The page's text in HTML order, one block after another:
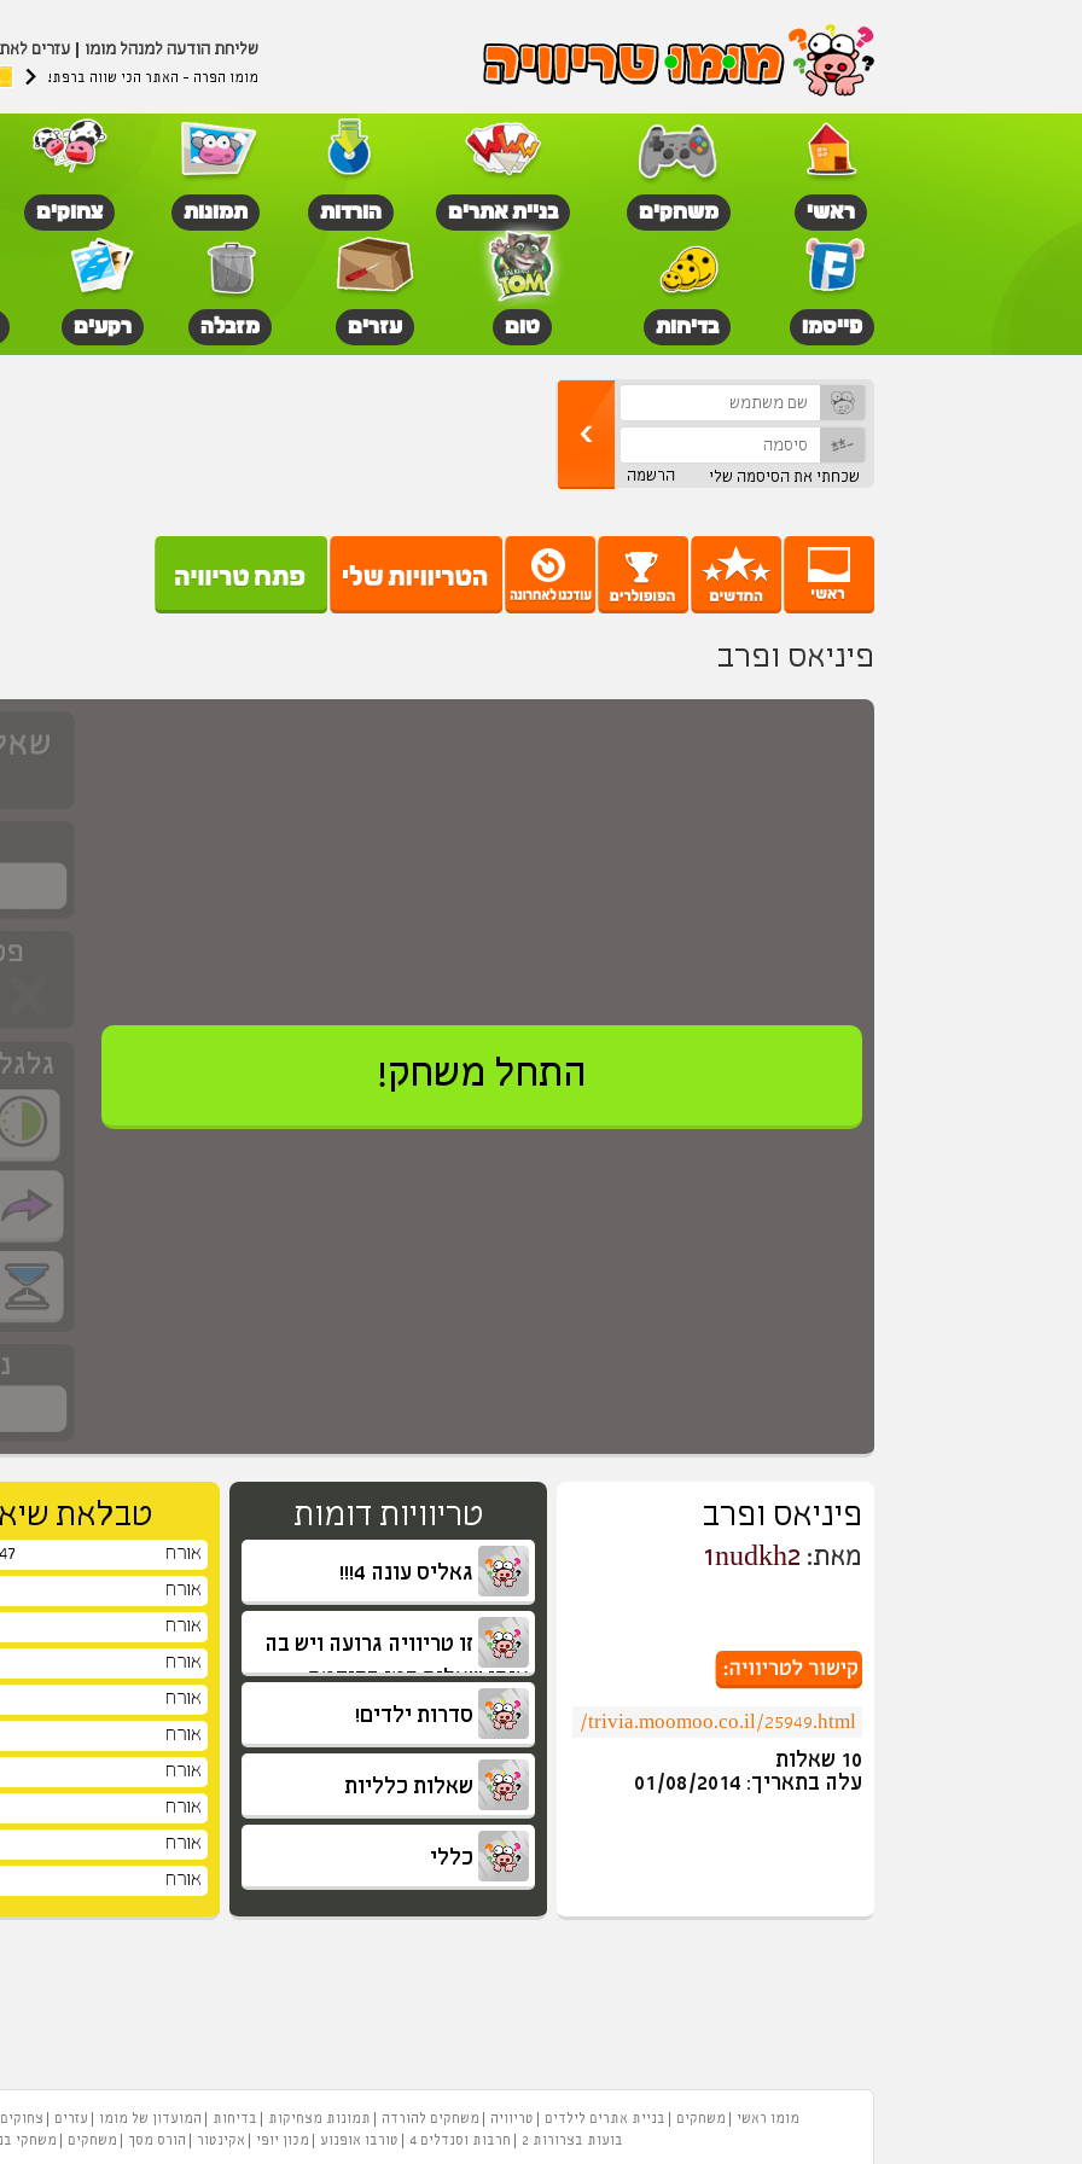
שליחת הודעה למנהל מומו עזרים
מומו הפרה - האתר הכי שווה ברפת!
ראשי משחקים בניית אתרים הורדות תמונות צחוקים
פייסמו בדיחות טום עזרים מזבלה רקעים
שכחתי את הסיסמה שלי הרשמה
פיניאס ופרב
התחל משחק!
פיניאס ופרב
מאת: 1nudkh2
10 שאלות
עלה בתאריך: 01/08/2014
טריוויות דומות
גאליס עונה 4!!!
זו טריוויה גרועה ויש בה
אותן שאלות כמו בקודמת
סדרות ילדים!
שאלות כלליות
כללי
טבלאת
אורח
אורח
אורח
אורח
אורח
אורח
אורח
אורח
אורח
אורח
מומו ראשי משחקים בניית אתרים לילדים טריוויה משחקים להורדה תמונות מצחיקות בדיחות המועדון של מומו עזרים
צחוקים
בועות בצרורות 2
חרבות וסנדלים 4 טורבו אופנוע מכון יופי אקינטור הורס מסך משחקים משחקי